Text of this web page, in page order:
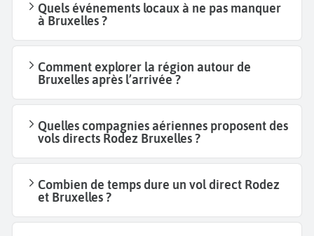
Quels événements locaux à ne pas manquer
à Bruxelles ?
Comment explorer la région autour de
Bruxelles après l’arrivée ?
Quelles compagnies aériennes proposent des
vols directs Rodez Bruxelles ?
Combien de temps dure un vol direct Rodez
et Bruxelles ?